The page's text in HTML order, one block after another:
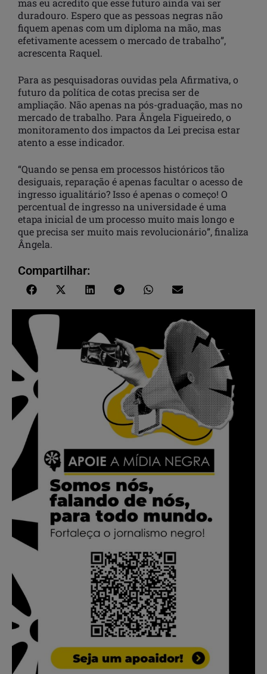
mas eu acredito que esse futuro ainda vai ser
duradouro. Espero que as pessoas negras não
fiquem apenas com um diploma na mão, mas
efetivamente acessem o mercado de trabalho”,
acrescenta Raquel.
Para as pesquisadoras ouvidas pela Afirmativa, o
futuro da política de cotas precisa ser de
ampliação. Não apenas na pós-graduação, mas no
mercado de trabalho. Para Ângela Figueiredo, o
monitoramento dos impactos da Lei precisa estar
atento a esse indicador.
“Quando se pensa em processos históricos tão
desiguais, reparação é apenas facultar o acesso de
ingresso igualitário? Isso é apenas o começo! O
percentual de ingresso na universidade é uma
etapa inicial de um processo muito mais longo e
que precisa ser muito mais revolucionário”, finaliza
Ângela.
Compartilhar: